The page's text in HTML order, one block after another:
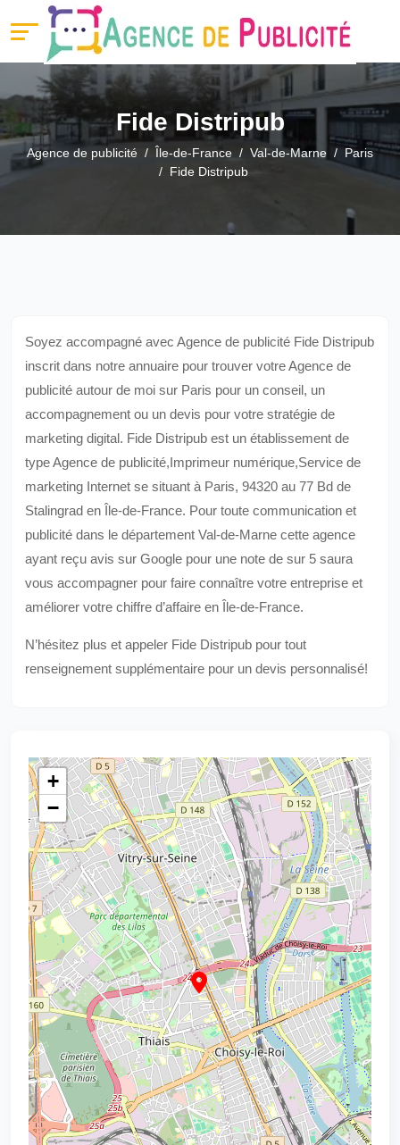
Fide Distripub
Agence de publicité Île-de-France Val-de-Marne
Paris
Fide Distripub
Soyez accompagné avec Agence de publicité Fide Distripub
inscrit dans notre annuaire pour trouver votre Agence de
publicité autour de moi sur Paris pour un conseil, un
accompagnement ou un devis pour votre stratégie de
marketing digital. Fide Distripub est un établissement de
type Agence de publicité,Imprimeur numérique,Service de
marketing Internet se situant à Paris, 94320 au 77 Bd de
Stalingrad en Île-de-France. Pour toute communication et
publicité dans le département Val-de-Marne cette agence
ayant reçu avis sur Google pour une note de sur 5 saura
vous accompagner pour faire connaître votre entreprise et
améliorer votre chiffre d’affaire en Île-de-France.
N’hésitez plus et appeler Fide Distripub pour tout
renseignement supplémentaire pour un devis personnalisé!
+
−